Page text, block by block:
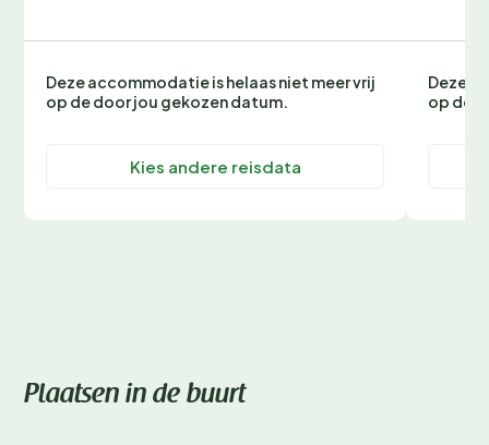
Deze accommodatie is helaas niet meer vrij
op de door jou gekozen datum.
Kies andere reisdata
Deze
op de
Plaatsen in de buurt